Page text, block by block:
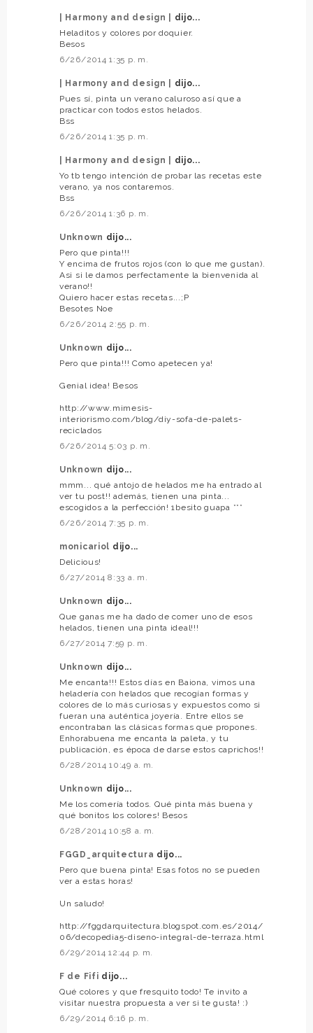
| Harmony and design |
dijo...
Heladitos y colores por doquier.
Besos
6/26/2014 1:35 p. m.
| Harmony and design |
dijo...
Pues sí, pinta un verano caluroso así que a
practicar con todos estos helados.
Bss
6/26/2014 1:35 p. m.
| Harmony and design |
dijo...
Yo tb tengo intención de probar las recetas este
verano, ya nos contaremos.
Bss
6/26/2014 1:36 p. m.
Unknown dijo...
Pero que pinta!!!
Y encima de frutos rojos (con lo que me gustan).
Asi si le damos perfectamente la bienvenida al
verano!!
Quiero hacer estas recetas...;P
Besotes Noe
6/26/2014 2:55 p. m.
Unknown dijo...
Pero que pinta!!! Como apetecen ya!
Genial idea! Besos
http://www.mimesis-
interiorismo.com/blog/diy-sofa-de-palets-
reciclados
6/26/2014 5:03 p. m.
Unknown dijo...
mmm... qué antojo de helados me ha entrado al
ver tu post!! además, tienen una pinta...
escogidos a la perfección! 1besito guapa ***
6/26/2014 7:35 p. m.
monicariol dijo...
Delicious!
6/27/2014 8:33 a. m.
Unknown dijo...
Que ganas me ha dado de comer uno de esos
helados, tienen una pinta ideal!!!
6/27/2014 7:59 p. m.
Unknown dijo...
Me encanta!!! Estos días en Baiona, vimos una
heladería con helados que recogían formas y
colores de lo más curiosas y expuestos como si
fueran una auténtica joyería. Entre ellos se
encontraban las clásicas formas que propones.
Enhorabuena me encanta la paleta, y tu
publicación, es época de darse estos caprichos!!
6/28/2014 10:49 a. m.
Unknown dijo...
Me los comería todos. Qué pinta más buena y
qué bonitos los colores! Besos
6/28/2014 10:58 a. m.
FGGD_arquitectura dijo...
Pero que buena pinta! Esas fotos no se pueden
ver a estas horas!
Un saludo!
http://fggdarquitectura.blogspot.com.es/2014/
06/decopedia5-diseno-integral-de-terraza.html
6/29/2014 12:44 p. m.
F de Fifi dijo...
Qué colores y que fresquito todo! Te invito a
visitar nuestra propuesta a ver si te gusta! :)
6/29/2014 6:16 p. m.